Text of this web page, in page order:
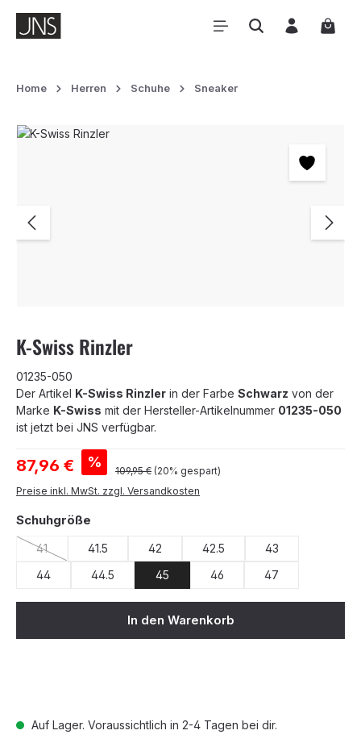
Zum Hauptinhalt springen
Home Herren Schuhe Sneaker
Bildergalerie überspringen
K-Swiss Rinzler
01235-050
Der Artikel K-Swiss Rinzler in der Farbe Schwarz von der
Marke K-Swiss mit der Hersteller-Artikelnummer 01235-050
ist jetzt bei JNS verfügbar.
Verkaufspreis:
87,96 € % Regulärer Preis:
109,95 € (20% gespart)
Preise inkl. MwSt. zzgl. Versandkosten
Auf Lager. Voraussichtlich in 2-4 Tagen bei dir.
Schuhgröße
41
(Diese Option ist zurzeit nicht verfügbar.)
41.5 42 42.5
43
44
44.5 45 46 47
In den Warenkorb